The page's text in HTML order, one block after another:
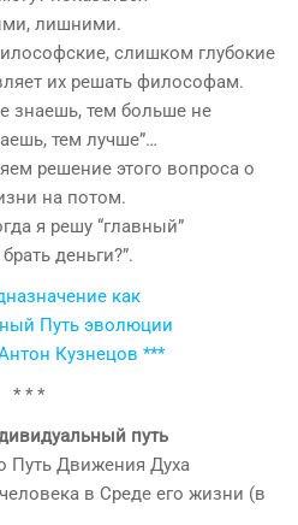
лишними.
слишком глубокие
их решать философам.
знаешь, тем больше не
тем лучше”…
решение этого вопроса о
на потом.
я решу “главный”
деньги?”.
* * *
путь
Путь Движения Духа
в Среде его жизни (в